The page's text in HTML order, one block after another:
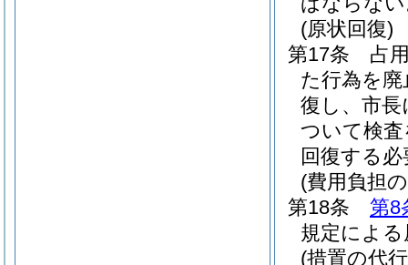
(原状回復)
第17条
占
た行為を
復し、市
ついて検
回復する
(費用負担
第18条
第8
規定によ
(措置の代